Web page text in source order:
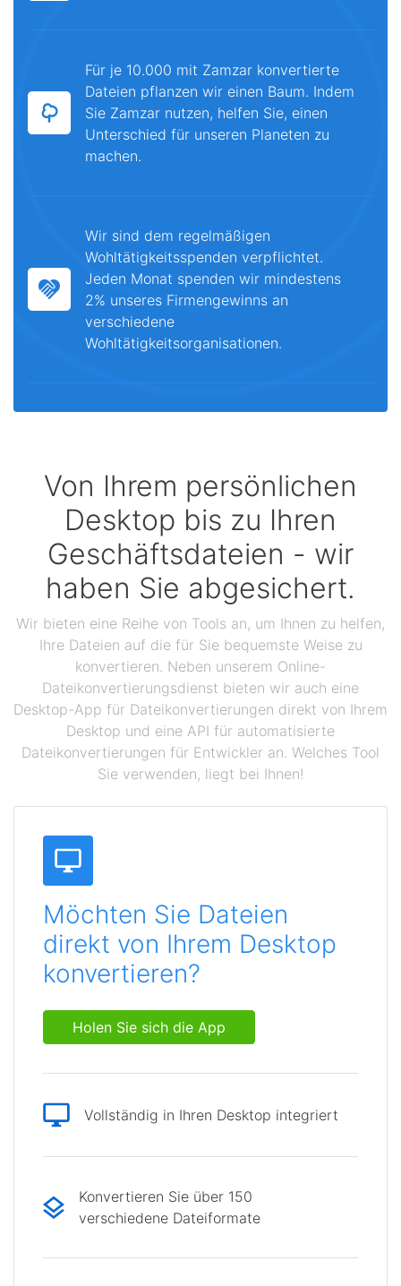
Für je 10.000 mit Zamzar konvertierte
Dateien pflanzen wir einen Baum. Indem
Sie Zamzar nutzen, helfen Sie, einen
Unterschied für unseren Planeten zu
machen.
Wir sind dem regelmäßigen
Wohltätigkeitsspenden verpflichtet.
Jeden Monat spenden wir mindestens
2% unseres Firmengewinns an
verschiedene
Wohltätigkeitsorganisationen.
Von Ihrem persönlichen
Desktop bis zu Ihren
Geschäftsdateien - wir
haben Sie abgesichert.
Wir bieten eine Reihe von Tools an, um Ihnen zu helfen,
Ihre Dateien auf die für Sie bequemste Weise zu
konvertieren. Neben unserem Online-
Dateikonvertierungsdienst bieten wir auch eine
Desktop-App für Dateikonvertierungen direkt von Ihrem
Desktop und eine API für automatisierte
Dateikonvertierungen für Entwickler an. Welches Tool
Sie verwenden, liegt bei Ihnen!
Möchten Sie Dateien
direkt von Ihrem Desktop
konvertieren?
Holen Sie sich die App
Vollständig in Ihren Desktop integriert
Konvertieren Sie über 150
verschiedene Dateiformate